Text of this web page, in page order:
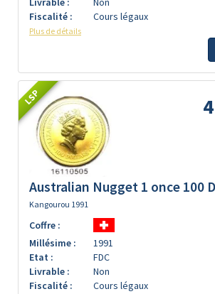
Fiscalité :
Cours légaux
Plus de détails
LSP
Australian Nugget 1 once 100
Kangourou 1991
Coffre :
Millésime :
1991
Etat :
FDC
Livrable :
Non
Fiscalité :
Cours légaux